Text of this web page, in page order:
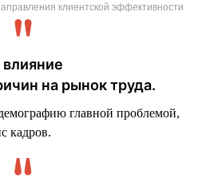
клиентской эффективности
на рынок труда.
главной проблемой,
кадров.